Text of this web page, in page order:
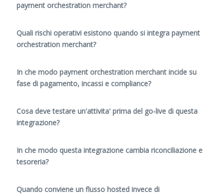
payment orchestration merchant?
Quali rischi operativi esistono quando si integra payment
orchestration merchant?
In che modo payment orchestration merchant incide su
fase di pagamento, incassi e compliance?
Cosa deve testare un'attivita' prima del go-live di questa
integrazione?
In che modo questa integrazione cambia riconciliazione e
tesoreria?
Quando conviene un flusso hosted invece di